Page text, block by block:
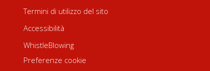
Termini di utilizzo del sito
Accessibilità
WhistleBlowing
Preferenze cookie